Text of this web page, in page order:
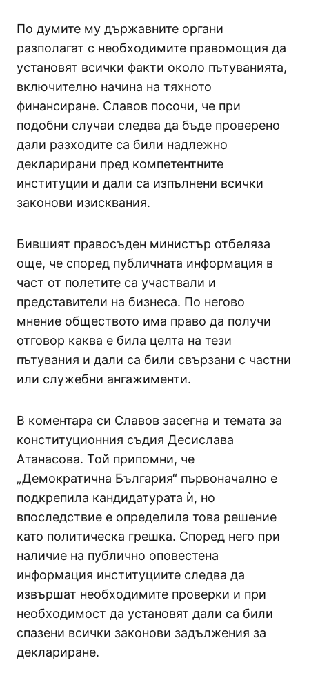
По думите му държавните органи
разполагат с необходимите правомощия да
установят всички факти около пътуванията,
включително начина на тяхното
финансиране. Славов посочи, че при
подобни случаи следва да бъде проверено
дали разходите са били надлежно
декларирани пред компетентните
институции и дали са изпълнени всички
законови изисквания.
Бившият правосъден министър отбеляза
още, че според публичната информация в
част от полетите са участвали и
представители на бизнеса. По негово
мнение обществото има право да получи
отговор каква е била целта на тези
пътувания и дали са били свързани с частни
или служебни ангажименти.
В коментара си Славов засегна и темата за
конституционния съдия Десислава
Атанасова. Той припомни, че
„Демократична България“ първоначално е
подкрепила кандидатурата ѝ, но
впоследствие е определила това решение
като политическа грешка. Според него при
наличие на публично оповестена
информация институциите следва да
извършат необходимите проверки и при
необходимост да установят дали са били
спазени всички законови задължения за
деклариране.